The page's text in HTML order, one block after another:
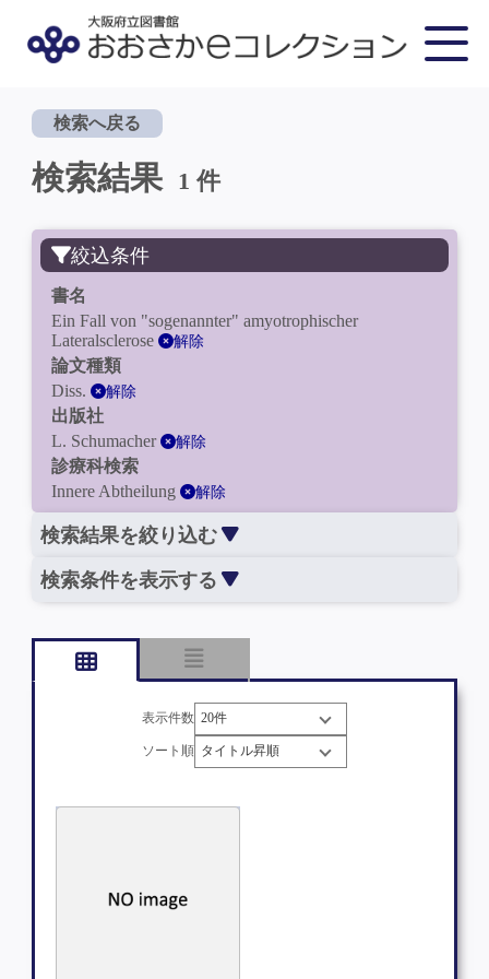
検索へ戻る
検索結果 1 件
絞込条件
書名
Ein Fall von "sogenannter" amyotrophischer
Lateralsclerose
解除
論文種類
Diss.
解除
出版社
L. Schumacher
解除
診療科検索
Innere Abtheilung
解除
検索結果を絞り込む
検索条件を表示する
表示件数
ソート順